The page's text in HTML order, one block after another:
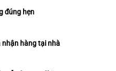
đúng hẹn
hàng tại nhà